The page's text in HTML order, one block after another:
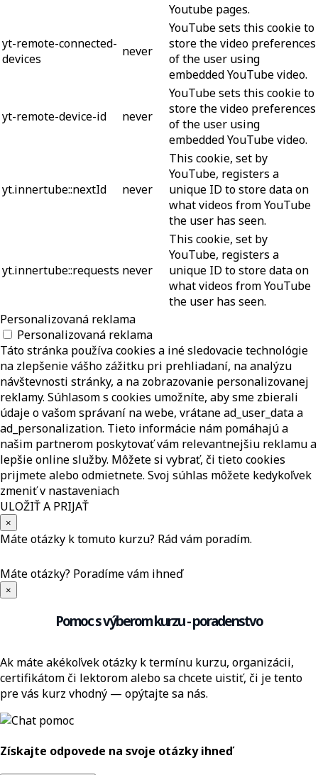
Youtube pages.
yt-remote-connected-
devices
never
YouTube sets this cookie to
store the video preferences
of the user using
embedded YouTube video.
yt-remote-device-id never
YouTube sets this cookie to
store the video preferences
of the user using
embedded YouTube video.
yt.innertube::nextId never
This cookie, set by
YouTube, registers a
unique ID to store data on
what videos from YouTube
the user has seen.
yt.innertube::requests never
This cookie, set by
YouTube, registers a
unique ID to store data on
what videos from YouTube
the user has seen.
Personalizovaná reklama
Personalizovaná reklama
Táto stránka používa cookies a iné sledovacie technológie
na zlepšenie vášho zážitku pri prehliadaní, na analýzu
návštevnosti stránky, a na zobrazovanie personalizovanej
reklamy. Súhlasom s cookies umožníte, aby sme zbierali
údaje o vašom správaní na webe, vrátane ad_user_data a
ad_personalization. Tieto informácie nám pomáhajú a
našim partnerom poskytovať vám relevantnejšiu reklamu a
lepšie online služby. Môžete si vybrať, či tieto cookies
prijmete alebo odmietnete. Svoj súhlas môžete kedykoľvek
zmeniť v nastaveniach
ULOŽIŤ A PRIJAŤ
×
Máte otázky k tomuto kurzu? Rád vám poradím.
Máte otázky? Poradíme vám ihneď
×
Pomoc s výberom kurzu - poradenstvo
Ak máte akékoľvek otázky k termínu kurzu, organizácii,
certifikátom či lektorom alebo sa chcete uistiť, či je tento
pre vás kurz vhodný — opýtajte sa nás.
Získajte odpovede na svoje otázky ihneď